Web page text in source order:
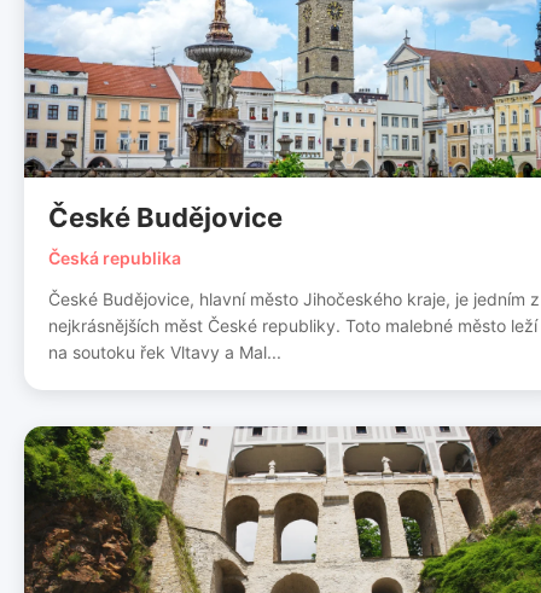
České Budějovice
Česká republika
České Budějovice, hlavní město Jihočeského kraje, je jedním z
nejkrásnějších měst České republiky. Toto malebné město leží
na soutoku řek Vltavy a Mal...